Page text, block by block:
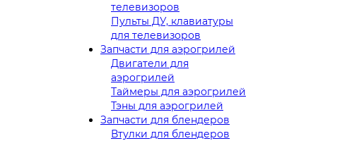
телевизоров
Пульты ДУ, клавиатуры
для телевизоров
Запчасти для аэрогрилей
Двигатели для
аэрогрилей
Таймеры для аэрогрилей
Тэны для аэрогрилей
Запчасти для блендеров
Втулки для блендеров